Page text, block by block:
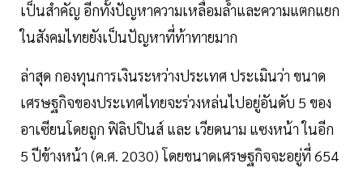
เป็นสำคัญ อีกทั้งปัญหาความเหลื่อมล้ำและความแตกแยก
ในสังคมไทยยังเป็นปัญหาที่ท้าทายมาก
ล่าสุด กองทุนการเงินระหว่างประเทศ ประเมินว่า ขนาด
เศรษฐกิจของประเทศไทยจะร่วงหล่นไปอยู่อันดับ 5 ของ
อาเซียนโดยถูก ฟิลิปปินส์ และ เวียดนาม แซงหน้า ในอีก
5 ปีข้างหน้า (ค.ศ. 2030) โดยขนาดเศรษฐกิจจะอยู่ที่ 654